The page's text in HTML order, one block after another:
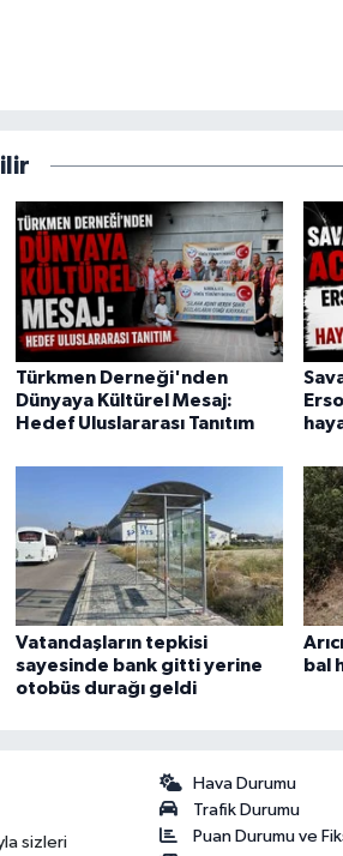
Türkmen Derneği'nden
Dünyaya Kültürel Mesaj:
Hedef Uluslararası Tanıtım
Vatandaşların tepkisi
sayesinde bank gitti yerine
otobüs durağı geldi
bal
sizleri
Hava Durumu
Trafik Durumu
Puan Durumu ve